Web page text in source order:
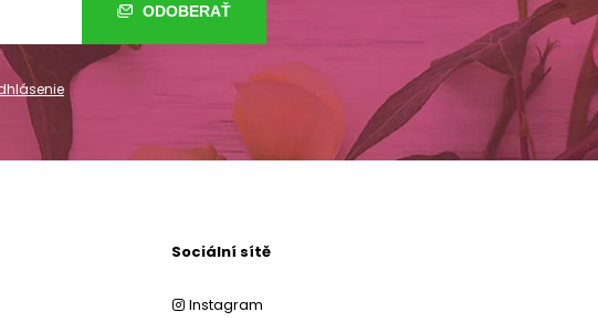
ODOBERAŤ
Sociální sítě
Instagram